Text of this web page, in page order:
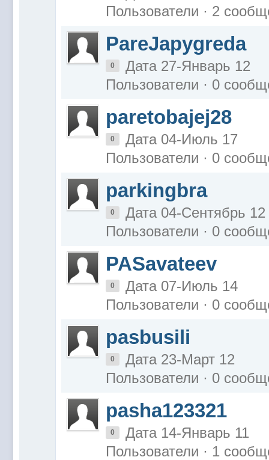
Пользователи · 2
PareJapygreda
0
Дата 27-Январь 12
Пользователи · 0
paretobajej28
0
Дата 04-Июль 17
Пользователи · 0
parkingbra
0
Дата 04-Сентябрь 12
Пользователи · 0
PASavateev
0
Дата 07-Июль 14
Пользователи · 0
pasbusili
0
Дата 23-Март 12
Пользователи · 0
pasha123321
0
Дата 14-Январь 11
Пользователи · 1